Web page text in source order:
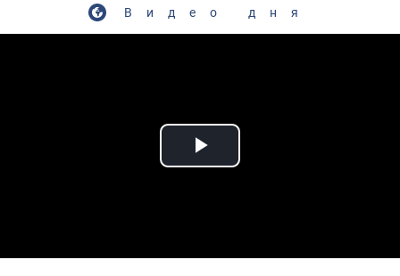
Видео дня
Play Video